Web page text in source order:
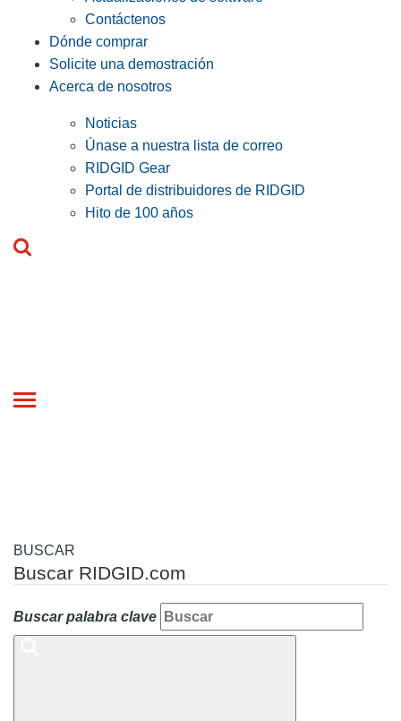
Contáctenos
Dónde comprar
Solicite una demostración
Acerca de nosotros
Noticias
Únase a nuestra lista de correo
RIDGID Gear
Portal de distribuidores de RIDGID
Hito de 100 años
Toggle
BUSCAR
Buscar RIDGID.com
Buscar palabra clave